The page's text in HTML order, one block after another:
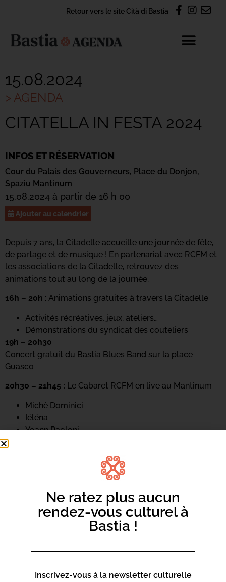
Retour vers le site Cità di Bastia
15.08.2024
> AGENDA
CITATELLA IN FESTA 2024
INFOS ET RÉSERVATION
Cour du Palais des Gouverneurs, Place du Donjon,
Spaziu Mantinum
15.08.2024 à partir de 16 h 00
Ajouter au calendrier
Depuis 7 ans, la Citadelle accueille une journée de fête,
de partage et de musique ! En partenariat avec RCFM et
les associations de la Citadelle, retrouvez des
animations tout au long de la journée.
16h – 20h : Animations gratuites à travers la Citadelle
Activités récréatives, jeux, ateliers…
Démonstrations du syndicat des couteliers
19h – 20h30
Concert gratuit du Bastia Blues Band sur la place
Guasco
20h30 – 21h45 : Le Cabaret RCFM en live au Mantinum
Michè Dominici
Iéléna
Yoann Paoloni
21h45
Feu d’artifice tiré de la Jetée du Dragon – Vieux Port
Infos | 04 95 55 96 00
Ne ratez plus aucun
rendez-vous culturel à
Bastia !
Inscrivez-vous à la newsletter culturelle